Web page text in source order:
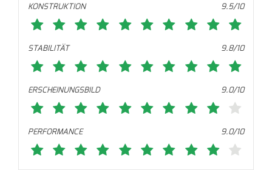
KONSTRUKTION 9.5/10
STABILITÄT 9.8/10
ERSCHEINUNGSBILD 9.0/10
PERFORMANCE 9.0/10